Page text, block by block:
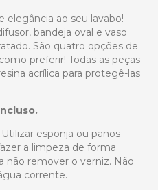
elegância ao seu lavabo!
bandeja oval e vaso
São quatro opções de
preferir! Todas as peças
acrílica para protegê-las
esponja ou panos
a limpeza de forma
não remover o verniz. Não
corrente.